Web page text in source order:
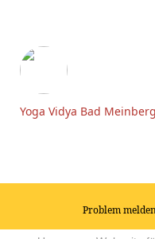
Yoga Vidya Bad Meinberg
Problem
© 2026Impressum|